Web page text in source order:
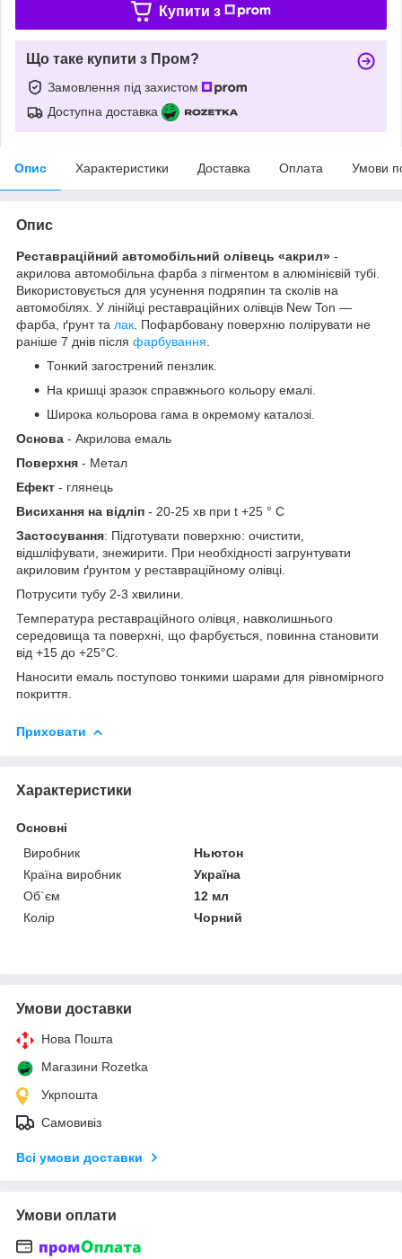
Купити з
Що таке купити з Пром?
Замовлення під захистом
Доступна доставка
Опис Характеристики Доставка Оплата Умови
Опис
Реставраційний автомобільний олівець «акрил» -
акрилова автомобільна фарба з пігментом в алюмінієвій тубі.
Використовується для усунення подряпин та сколів на
автомобілях. У лінійці реставраційних олівців New Ton —
фарба, ґрунт та лак . Пофарбовану поверхню полірувати не
раніше 7 днів після фарбування
Тонкий загострений пензлик.
На кришці зразок справжнього кольору емалі.
Широка кольорова гама в окремому каталозі.
Основа - Акрилова емаль
Поверхня - Метал
Ефект - глянець
Висихання на відліп - 20-25 хв при t +25 ° С
Застосування: Підготувати поверхню: очистити,
відшліфувати, знежирити. При необхідності загрунтувати
акриловим ґрунтом у реставраційному олівці.
Потрусити тубу 2-3 хвилини.
Температура реставраційного олівця, навколишнього
середовища та поверхні, що фарбується, повинна становити
від +15 до +25°С.
Наносити емаль поступово тонкими шарами для рівномірного
покриття.
Приховати
Характеристики
Основні
Виробник
Ньютон
Країна виробник
Україна
Об`єм
12 мл
Колір
Чорний
Умови доставки
Нова Пошта
Магазини Rozetka
Укрпошта
Самовивіз
Всі умови доставки
Умови оплати